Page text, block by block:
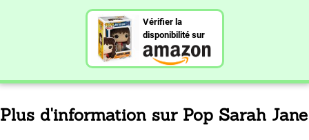
Vérifier la
disponibilité sur
Plus d'information sur Pop Sarah Jane